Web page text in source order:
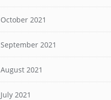
October 2021
September 2021
August 2021
July 2021